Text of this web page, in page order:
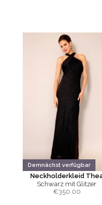
Demnächst verfügbar
Neckholderkleid
Schwarz mit Glitzer
€350.00